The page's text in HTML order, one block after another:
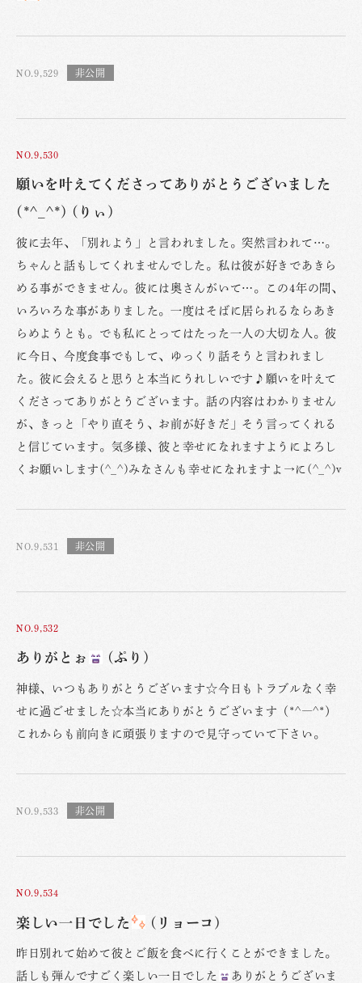
NO.9,529
NO.9,530
願いを叶えてくださってありがとうございました
(*^_^*) (りぃ)
彼に去年、「別れよう」と言われました。突然言われて…。
ちゃんと話もしてくれませんでした。私は彼が好きであきら
める事ができません。彼には奥さんがいて…。この4年の間、
いろいろな事がありました。一度はそばに居られるならあき
らめようとも。でも私にとってはたった一人の大切な人。彼
に今日、今度食事でもして、ゆっくり話そうと言われまし
た。彼に会えると思うと本当にうれしいです♪願いを叶えて
くださってありがとうございます。話の内容はわかりません
が、きっと「やり直そう、お前が好きだ」そう言ってくれる
と信じています。気多様、彼と幸せになれますようによろし
くお願いします(^_^)みなさんも幸せになれますよ→に(^_^)v
NO.9,531
NO.9,532
ありがとぉ (ぷり)
神様、いつもありがとうございます☆今日もトラブルなく幸
せに過ごせました☆本当にありがとうございます（*^―^*）
これからも前向きに頑張りますので見守っていて下さい。
NO.9,533
NO.9,534
楽しい一日でした (リョーコ)
昨日別れて始めて彼とご飯を食べに行くことができました。
話しも弾んですごく楽しい一日でした
ありがとうございま